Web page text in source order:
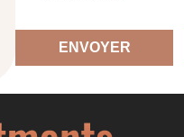
ENVOYER